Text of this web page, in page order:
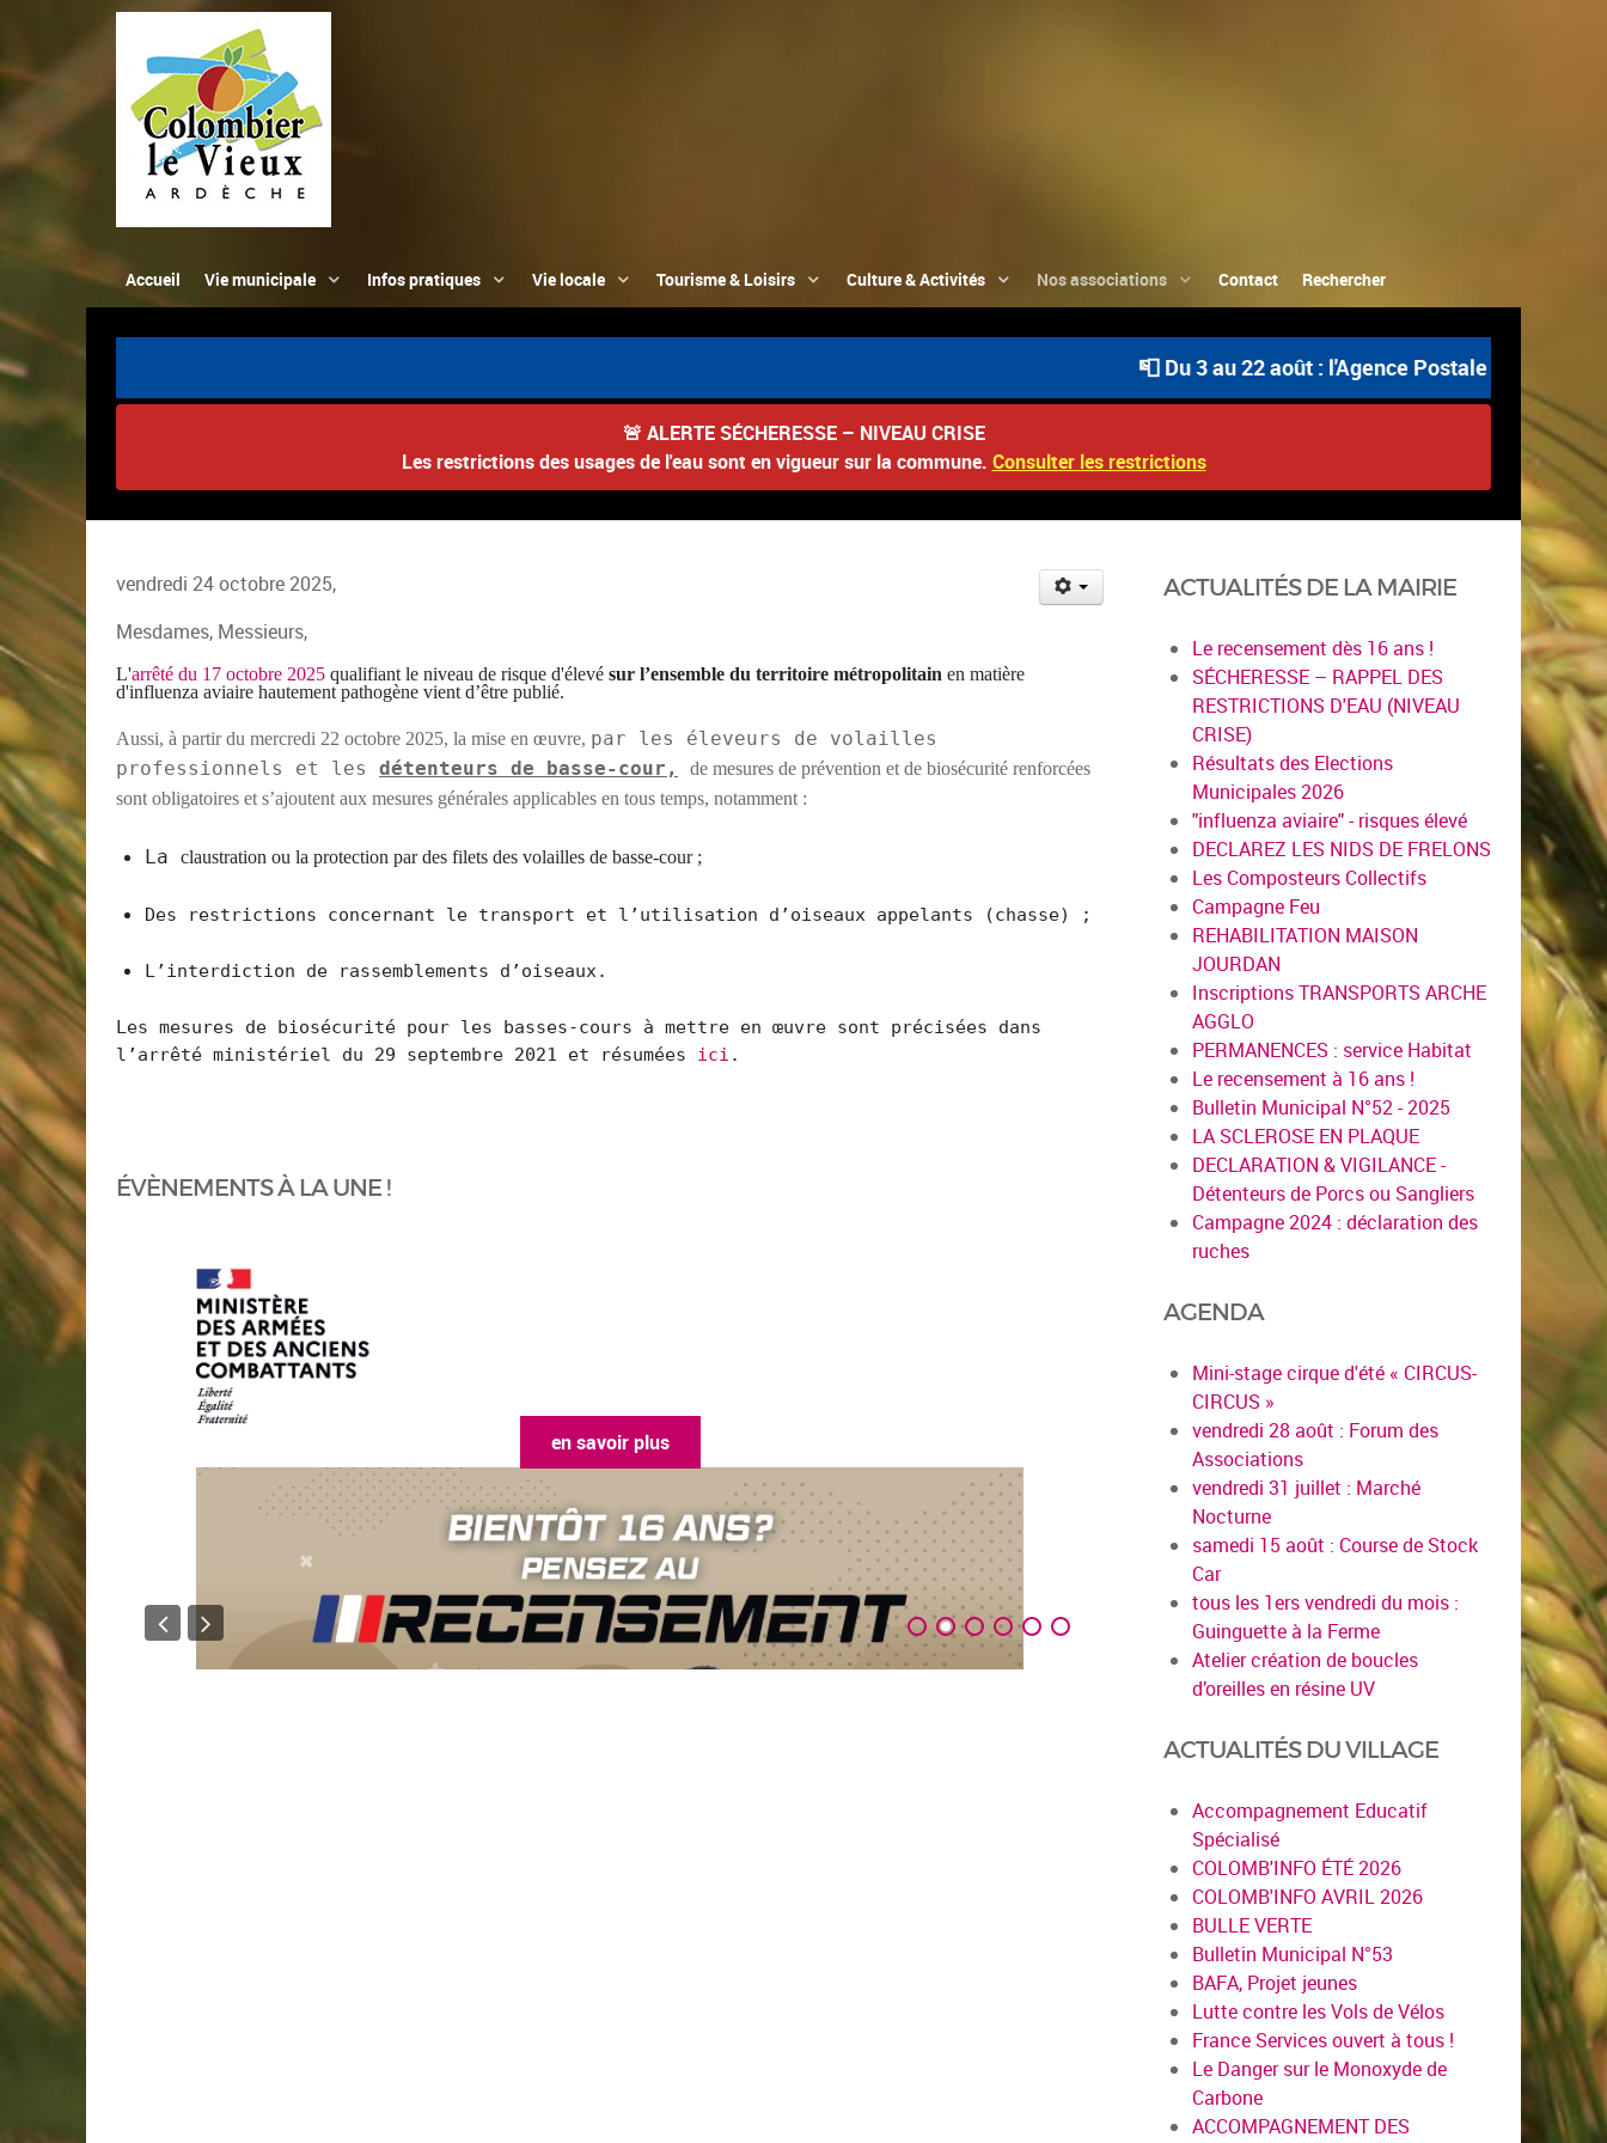
Accueil Vie municipale Infos pratiques Vie locale Tourisme & Loisirs Culture & Activités Nos associations Contact Rechercher
📮 Du 3 au 22 août : l'Agence Postale Communale
🚨 ALERTE SÉCHERESSE – NIVEAU CRISE
Les restrictions des usages de l'eau sont en vigueur sur la commune. Consulter les restrictions
vendredi 24 octobre 2025,
Mesdames, Messieurs,
L'arrêté du 17 octobre 2025 qualifiant le niveau de risque d'élevé sur l’ensemble du territoire métropolitain en matière
d'influenza aviaire hautement pathogène vient d’être publié.
Aussi, à partirdu mercredi 22 octobre 2025, la mise en œuvre, par les éleveurs de volailles
professionnels et les détenteurs de basse-cour,
de mesures de prévention et de biosécurité renforcées
sont obligatoires et s’ajoutent aux mesures générales applicables en tous temps, notamment :
La claustration ou la protection par des filets des volailles de basse-cour ;
Des restrictions concernant le transport et l’utilisation d’oiseaux appelants (chasse) ;
L’interdiction de rassemblements d’oiseaux.
Les mesures de biosécurité pour les basses-cours à mettre en œuvre sont précisées dans
l’arrêté ministériel du 29 septembre 2021 et résumées ici .
ÉVÈNEMENTS À LA UNE !
en savoir plus en savoir
ACTUALITÉS DE LA MAIRIE
Le recensement dès 16 ans !
SÉCHERESSE – RAPPEL DES
RESTRICTIONS D'EAU (NIVEAU
CRISE)
Résultats des Elections
Municipales 2026
"influenza aviaire" - risques élevé
DECLAREZ LES NIDS DE FRELONS
Les Composteurs Collectifs
Campagne Feu
REHABILITATION MAISON
JOURDAN
Inscriptions TRANSPORTS ARCHE
AGGLO
PERMANENCES : service Habitat
Le recensement à 16 ans !
Bulletin Municipal N°52 - 2025
LA SCLEROSE EN PLAQUE
DECLARATION & VIGILANCE -
Détenteurs de Porcs ou Sangliers
Campagne 2024 : déclaration des
ruches
AGENDA
Mini-stage cirque d'été « CIRCUS-
CIRCUS »
vendredi 28 août : Forum des
Associations
vendredi 31 juillet : Marché
Nocturne
samedi 15 août : Course de Stock
Car
tous les 1ers vendredi du mois :
Guinguette à la Ferme
Atelier création de boucles
d’oreilles en résine UV
ACTUALITÉS DU VILLAGE
Accompagnement Educatif
Spécialisé
COLOMB'INFO ÉTÉ 2026
COLOMB'INFO AVRIL 2026
BULLE VERTE
Bulletin Municipal N°53
BAFA, Projet jeunes
Lutte contre les Vols de Vélos
France Services ouvert à tous !
Le Danger sur le Monoxyde de
Carbone
ACCOMPAGNEMENT DES